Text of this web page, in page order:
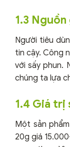
1.3
Người tiêu
tin cậy. Công
với sấy phun.
chúng ta lựa
1.4 Giá trị
Một sản
20g giá